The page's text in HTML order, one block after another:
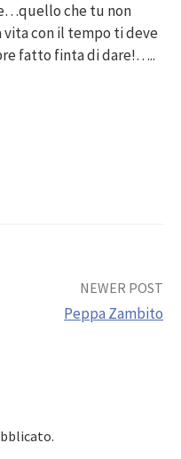
che tu non
con il tempo ti deve
fatto finta di dare!…..
NEWER POST
Peppa Zambito